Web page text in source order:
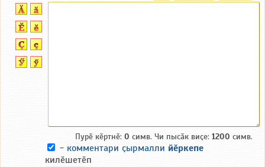
Пурӗ кӗртнӗ: 0 симв. Чи пысӑк виҫе: 1200 симв.
- комментари ҫырмалли йӗркепе
килӗшетӗп